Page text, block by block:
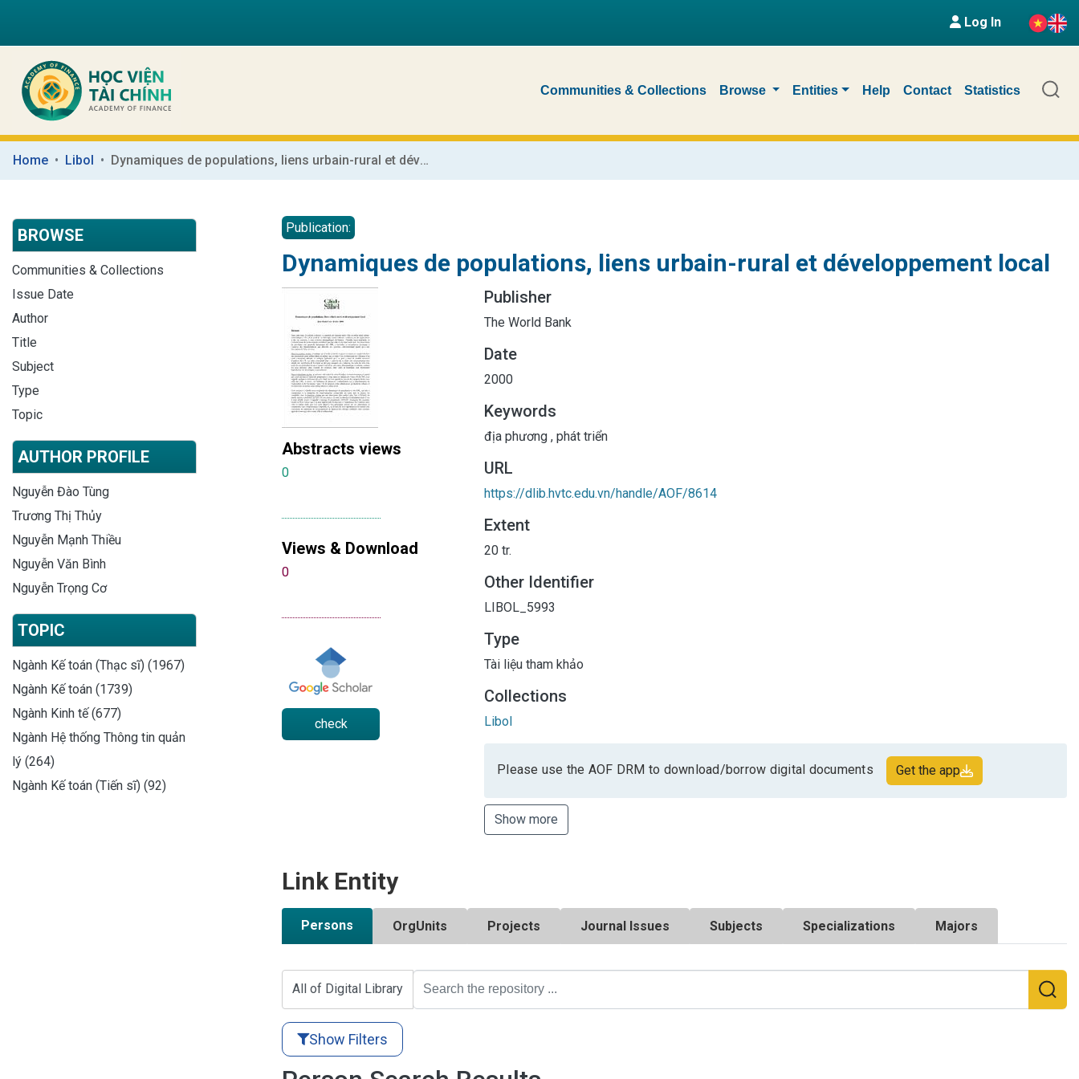
Log In
Communities & Collections Browse Entities Help Contact Statistics
Home Libol Dynamiques de populations, liens urbain-rural et développement local
BROWSE
Communities & Collections
Issue Date
Author
Title
Subject
Type
Topic
AUTHOR PROFILE
Nguyễn Đào Tùng
Trương Thị Thủy
Nguyễn Mạnh Thiều
Nguyễn Văn Bình
Nguyễn Trọng Cơ
TOPIC
Ngành Kế toán (Thạc sĩ) (1967)
Ngành Kế toán (1739)
Ngành Kinh tế (677)
Ngành Hệ thống Thông tin quản
lý (264)
Ngành Kế toán (Tiến sĩ) (92)
Publication:
Dynamiques de populations, liens urbain-rural et développement local
Abstracts views
0
Views & Download
0
check
Publisher
The World Bank
Date
2000
Keywords
địa phương , phát triển
URL
https://dlib.hvtc.edu.vn/handle/AOF/8614
Extent
20 tr.
Other Identifier
LIBOL_5993
Type
Tài liệu tham khảo
Collections
Libol
Please use the AOF DRM to download/borrow digital documents Get the app
Show more
Link Entity
Persons OrgUnits Projects Journal Issues Subjects Specializations Majors
All of Digital Library
Show Filters